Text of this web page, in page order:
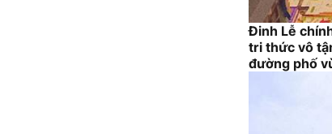
Đinh Lễ
tri thức vô
đường phố